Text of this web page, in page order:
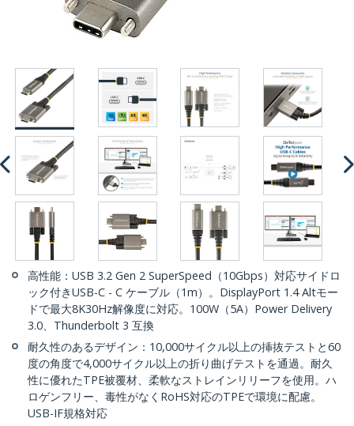
高性能：USB 3.2 Gen 2 SuperSpeed（10Gbps）対応サイドロ
ック付きUSB-C - C ケーブル（1m）。DisplayPort 1.4 Altモー
ドで最大8K30Hz解像度に対応。100W（5A）Power Delivery
3.0、Thunderbolt 3 互換
耐久性のあるデザイン：10,000サイクル以上の挿抜テストと60
度の角度で4,000サイクル以上の折り曲げテストを通過。耐久
性に優れたTPE被覆材、柔軟なストレインリリーフを使用。ハ
ロゲンフリー、毒性がなくRoHS対応のTPEで環境に配慮。
USB-IF規格対応